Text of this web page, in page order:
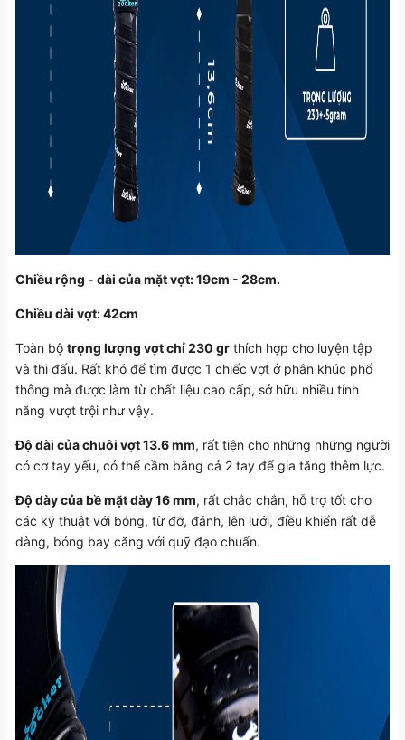
Chiều rộng - dài của mặt vợt: 19cm - 28cm.
Chiều dài vợt: 42cm
Toàn bộ trọng lượng vợt chỉ 230 gr thích hợp cho luyện tập
và thi đấu. Rất khó để tìm được 1 chiếc vợt ở phân khúc phổ
thông mà được làm từ chất liệu cao cấp, sở hữu nhiều tính
năng vượt trội như vậy.
Độ dài của chuôi vợt 13.6 mm, rất tiện cho những những người
có cơ tay yếu, có thể cầm bằng cả 2 tay để gia tăng thêm lực.
Độ dày của bề mặt dày 16 mm, rất chắc chắn, hỗ trợ tốt cho
các kỹ thuật với bóng, từ đỡ, đánh, lên lưới, điều khiển rất dễ
dàng, bóng bay căng với quỹ đạo chuẩn.